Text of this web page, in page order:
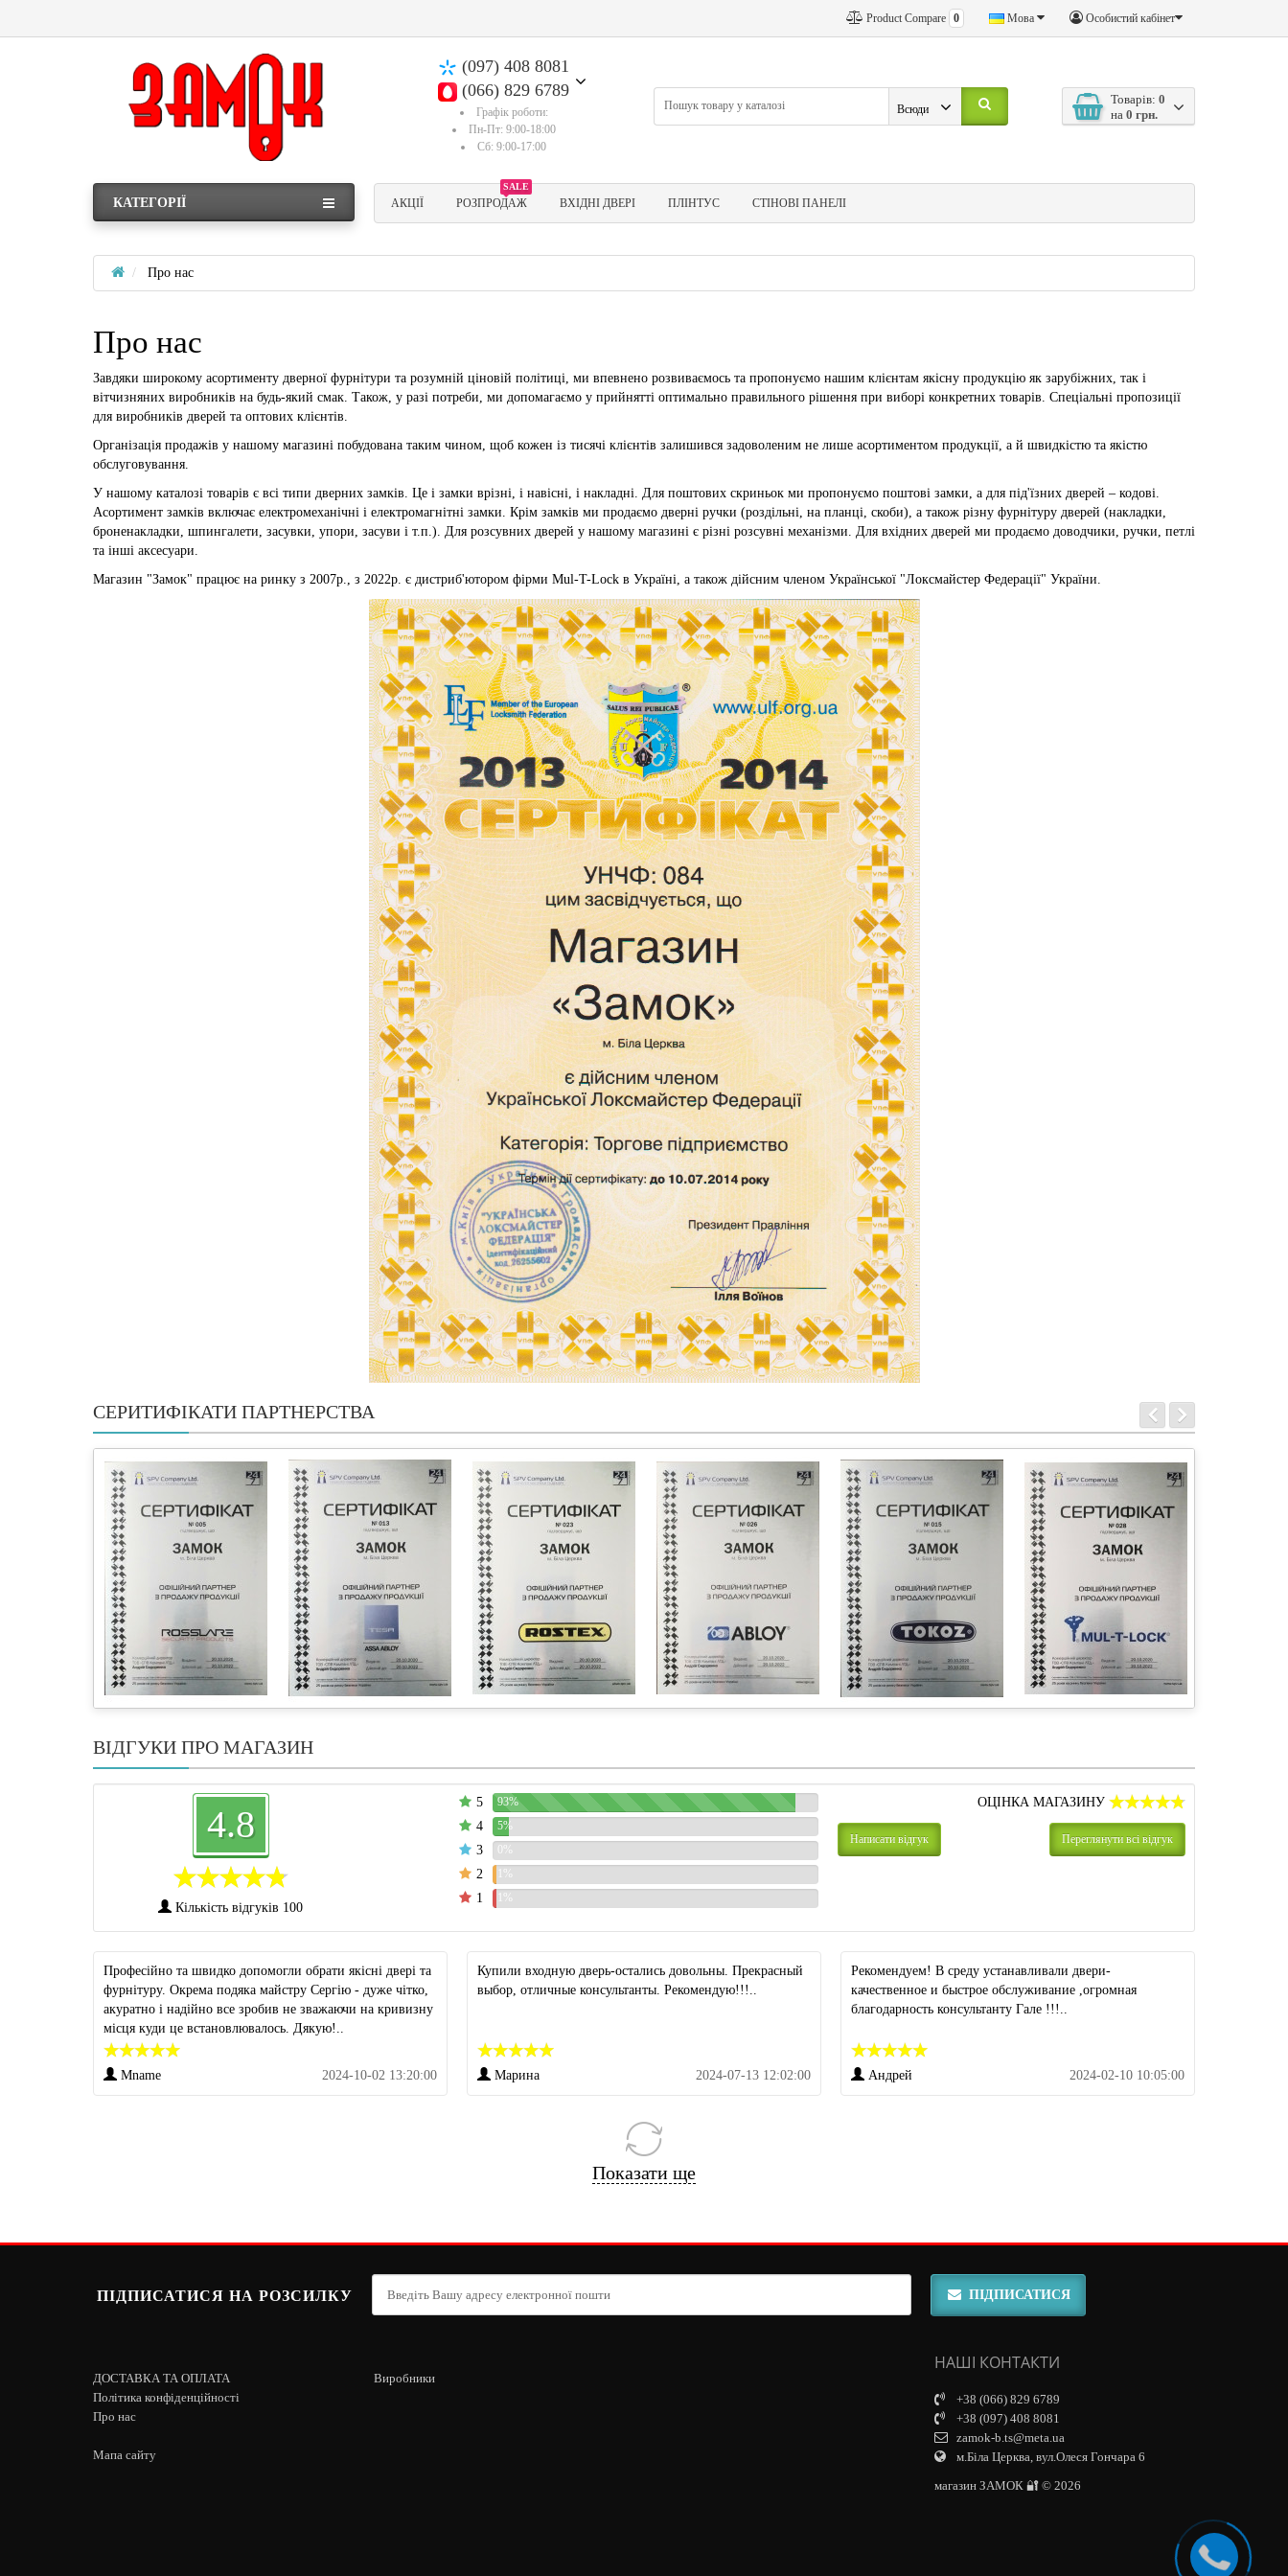
Особистий кабінет
Мова
Product Compare 0
(097) 408 8081
(066) 829 6789
Графік роботи:
Пн-Пт: 9:00-18:00
Сб: 9:00-17:00
Товарів: 0
на 0 грн.
Всюди
КАТЕГОРІЇ АКЦІЇ
SALE
РОЗПРОДАЖ ВХІДНІ ДВЕРІ ПЛІНТУС СТІНОВІ ПАНЕЛІ
Про нас
Про нас
Завдяки широкому асортименту дверної фурнітури та розумній ціновій політиці, ми впевнено розвиваємось та пропонуємо нашим клієнтам якісну продукцію як зарубіжних, так і
вітчизняних виробників на будь-який смак. Також, у разі потреби, ми допомагаємо у прийнятті оптимально правильного рішення при виборі конкретних товарів. Спеціальні пропозиції
для виробників дверей та оптових клієнтів.
Організація продажів у нашому магазині побудована таким чином, щоб кожен із тисячі клієнтів залишився задоволеним не лише асортиментом продукції, а й швидкістю та якістю
обслуговування.
У нашому каталозі товарів є всі типи дверних замків. Це і замки врізні, і навісні, і накладні. Для поштових скриньок ми пропонуємо поштові замки, а для під'їзних дверей – кодові.
Асортимент замків включає електромеханічні і електромагнітні замки. Крім замків ми продаємо дверні ручки (роздільні, на планці, скоби), а також різну фурнітуру дверей (накладки,
броненакладки, шпингалети, засувки, упори, засуви і т.п.). Для розсувних дверей у нашому магазині є різні розсувні механізми. Для вхідних дверей ми продаємо доводчики, ручки, петлі
та інші аксесуари.
Магазин "Замок" працює на ринку з 2007р., з 2022р. є дистриб'ютором фірми Mul-T-Lock в Україні, а також дійсним членом Української "Локсмайстер Федерації" України.
СЕРИТИФІКАТИ ПАРТНЕРСТВА
ВІДГУКИ ПРО МАГАЗИН
4.8
Кількість відгуків 100
5 93%
4 5%
3 0%
2 1%
1 1%
ОЦІНКА МАГАЗИНУ
Написати відгук Переглянути всі відгук
Професійно та швидко допомогли обрати якісні двері та
фурнітуру. Окрема подяка майстру Сергію - дуже чітко,
акуратно і надійно все зробив не зважаючи на кривизну
місця куди це встановлювалось. Дякую!..
Mname 2024-10-02 13:20:00
Купили входную дверь-остались довольны. Прекрасный
выбор, отличные консультанты. Рекомендую!!!..
Марина 2024-07-13 12:02:00
Рекомендуем! В среду устанавливали двери-
качественное и быстрое обслуживание ,огромная
благодарность консультанту Гале !!!..
Андрей 2024-02-10 10:05:00
Показати ще
ПІДПИСАТИСЯ НА РОЗСИЛКУ ПІДПИСАТИСЯ
ДОСТАВКА ТА ОПЛАТА
Політика конфіденційності
Про нас
Мапа сайту
Виробники
НАШІ КОНТАКТИ
+38 (066) 829 6789
+38 (097) 408 8081
zamok-b.ts@meta.ua
м.Біла Церква, вул.Олеся Гончара 6
магазин ЗАМОК 🔐 © 2026